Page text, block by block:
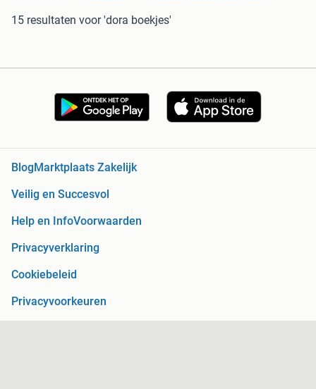
15 resultaten voor 'dora boekjes'
Blog Marktplaats Zakelijk
Veilig en Succesvol
Help en InfoVoorwaarden
Privacyverklaring
Cookiebeleid
Privacyvoorkeuren